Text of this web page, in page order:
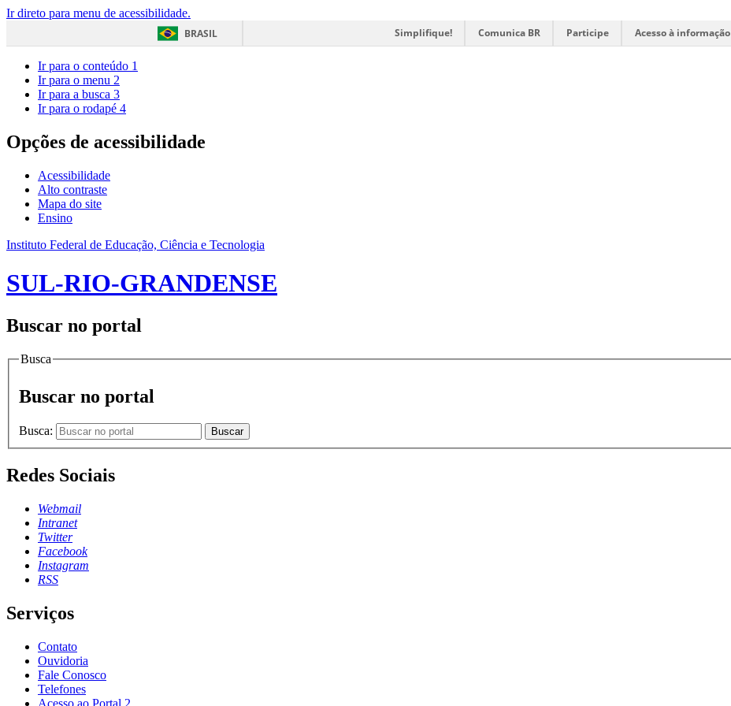
Ir direto para menu de acessibilidade.
BRASIL
Simplifique! Comunica BR Participe Acesso à informação
Ir para o conteúdo 1
Ir para o menu 2
Ir para a busca 3
Ir para o rodapé 4
Opções de acessibilidade
Acessibilidade
Alto contraste
Mapa do site
Ensino
Instituto Federal de Educação, Ciência e Tecnologia
SUL-RIO-GRANDENSE
Buscar no portal
Busca
Buscar no portal
Busca: Buscar
Redes Sociais
Webmail
Intranet
Twitter
Facebook
Instagram
RSS
Serviços
Contato
Ouvidoria
Fale Conosco
Telefones
Acesso ao Portal 2